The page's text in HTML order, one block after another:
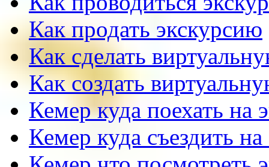
Как продать экскурсию
Как сделать
Как создать
Кемер куда поехать на
Кемер куда съездить